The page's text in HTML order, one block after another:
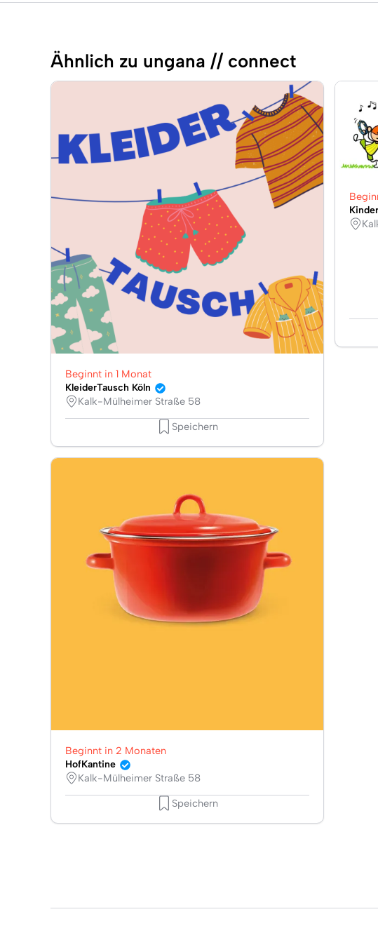
Ähnlich zu ungana // connect
Beginnt in 1 Monat
KleiderTausch Köln
Kalk-Mülheimer Straße 58
Speichern
Beginnt in 2 Monaten
HofKantine
Kalk-Mülheimer Straße 58
Speichern